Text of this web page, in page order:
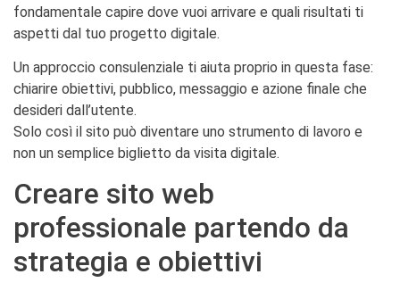
fondamentale capire dove vuoi arrivare e quali risultati ti
aspetti dal tuo progetto digitale.
Un approccio consulenziale ti aiuta proprio in questa fase:
chiarire obiettivi, pubblico, messaggio e azione finale che
desideri dall’utente.
Solo così il sito può diventare uno strumento di lavoro e
non un semplice biglietto da visita digitale.
Creare sito web
professionale partendo da
strategia e obiettivi